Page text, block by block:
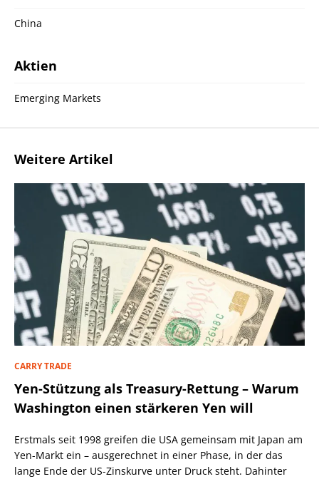
China
Aktien
Emerging Markets
Weitere Artikel
CARRY TRADE
Yen-Stützung als Treasury-Rettung – Warum
Washington einen stärkeren Yen will
Erstmals seit 1998 greifen die USA gemeinsam mit Japan am
Yen-Markt ein – ausgerechnet in einer Phase, in der das
lange Ende der US-Zinskurve unter Druck steht. Dahinter